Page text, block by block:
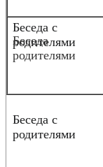
Беседа с
родителями
Беседа с
родителями
Беседа
родителями